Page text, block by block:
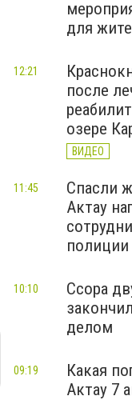
для
после
озере
ВИДЕО
12:21
Спасли
Актау
полиции
11:45
Ссора
делом
10:10
Какая
Актау 7
09:19